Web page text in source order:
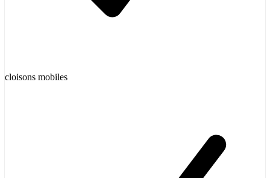
cloisons mobiles